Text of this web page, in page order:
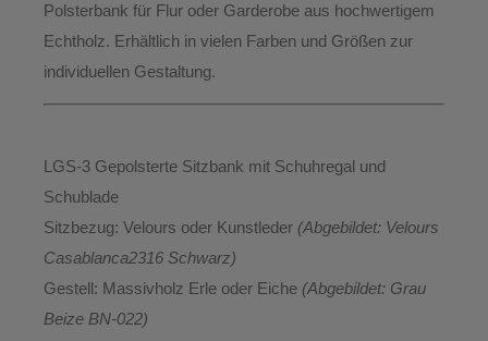
Polsterbank für Flur oder Garderobe aus hochwertigem
Echtholz. Erhältlich in vielen Farben und Größen zur
individuellen Gestaltung.
LGS-3 Gepolsterte Sitzbank mit Schuhregal und
Schublade
Sitzbezug: Velours oder Kunstleder (Abgebildet: Velours
Casablanca2316 Schwarz)
Gestell: Massivholz Erle oder Eiche (Abgebildet: Grau
Beize BN-022)